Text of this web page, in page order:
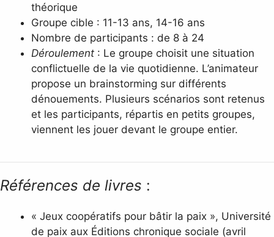
théorique
Groupe cible : 11-13 ans, 14-16 ans
Nombre de participants : de 8 à 24
Déroulement : Le groupe choisit une situation
conflictuelle de la vie quotidienne. L’animateur
propose un brainstorming sur différents
dénouements. Plusieurs scénarios sont retenus
et les participants, répartis en petits groupes,
viennent les jouer devant le groupe entier.
Références de livres :
« Jeux coopératifs pour bâtir la paix », Université
de paix aux Éditions chronique sociale (avril